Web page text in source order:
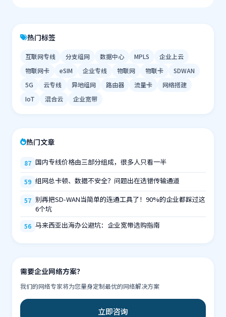
热门标签
互联网专线 分支组网 数据中心 MPLS
企业上云
物联网卡
eSIM 企业专线 物联网 物联卡
SDWAN
5G
云专线 异地组网 路由器 流量卡
网络搭建
IoT
混合云 企业宽带
热门文章
87 国内专线价格由三部分组成，很多人只看一半
59 组网总卡顿、数据不安全？问题出在选错传输通道
57 别再把SD-WAN当简单的连通工具了！90%的企业都踩过这
6个坑
56 马来西亚出海办公避坑：企业宽带选购指南
需要企业网络方案？
我们的网络专家将为您量身定制最优的网络解决方案
立即咨询